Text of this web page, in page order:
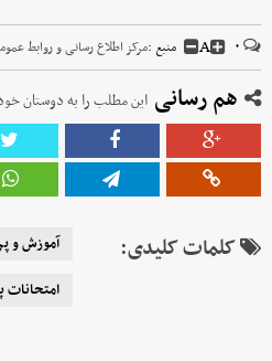
۰ A منبع :مرکز اطلاع رسانی و روابط
هم رسانی این مطلب را به دوستان
کلمات کلیدی:
آموزش و
امتحانات